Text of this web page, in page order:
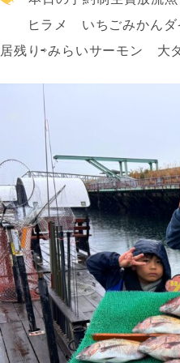
ヒラメ いちごみかん
居残り⇨みらいサーモン